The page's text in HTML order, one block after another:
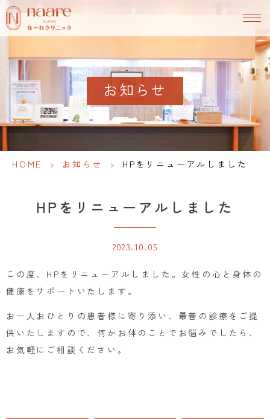
お知らせ
HOME > お知らせ > HPをリニューアルしました
HPをリニューアルしました
2023.10.05
この度、HPをリニューアルしました。女性の心と身体の
健康をサポートいたします。
お一人おひとりの患者様に寄り添い、最善の診療をご提
供いたしますので、何かお体のことでお悩みでしたら、
お気軽にご相談ください。